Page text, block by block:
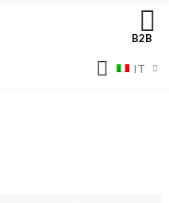
B2B
IT